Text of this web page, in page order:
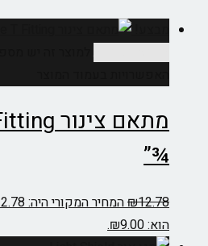
¾”
₪12.78 המחיר המקורי היה: ₪12.78.
הוא: ₪9.00.